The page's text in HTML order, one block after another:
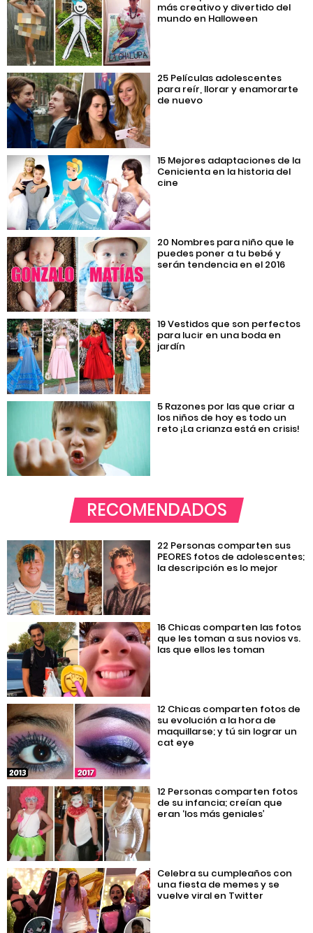
más creativo y divertido del
mundo en Halloween
25 Películas adolescentes
para reír, llorar y enamorarte
de nuevo
15 Mejores adaptaciones de la
Cenicienta en la historia del
cine
20 Nombres para niño que le
puedes poner a tu bebé y
serán tendencia en el 2016
19 Vestidos que son perfectos
para lucir en una boda en
jardín
5 Razones por las que criar a
los niños de hoy es todo un
reto ¡La crianza está en crisis!
RECOMENDADOS
22 Personas comparten sus
PEORES fotos de adolescentes;
la descripción es lo mejor
16 Chicas comparten las fotos
que les toman a sus novios vs.
las que ellos les toman
12 Chicas comparten fotos de
su evolución a la hora de
maquillarse; y tú sin lograr un
cat eye
12 Personas comparten fotos
de su infancia; creían que
eran ‘los más geniales’
Celebra su cumpleaños con
una fiesta de memes y se
vuelve viral en Twitter